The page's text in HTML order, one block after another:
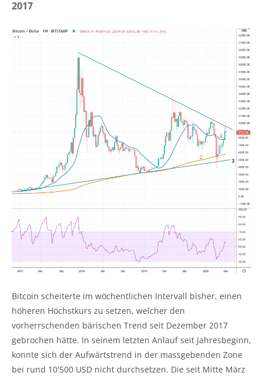
2017
Bitcoin scheiterte im wöchentlichen Intervall bisher, einen
höheren Höchstkurs zu setzen, welcher den
vorherrschenden bärischen Trend seit Dezember 2017
gebrochen hätte. In seinem letzten Anlauf seit Jahresbeginn,
konnte sich der Aufwärtstrend in der massgebenden Zone
bei rund 10'500 USD nicht durchsetzen. Die seit Mitte März